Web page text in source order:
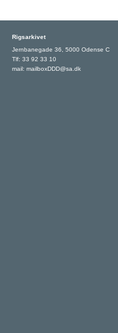
Rigsarkivet
Jernbanegade 36, 5000 Odense C
Tlf: 33 92 33 10
mail: mailboxDDD@sa.dk